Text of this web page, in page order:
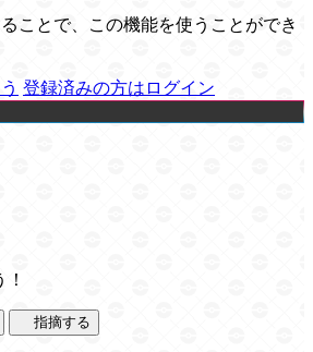
ことで、この機能を使うことができ
登録済みの方はログイン
指摘する